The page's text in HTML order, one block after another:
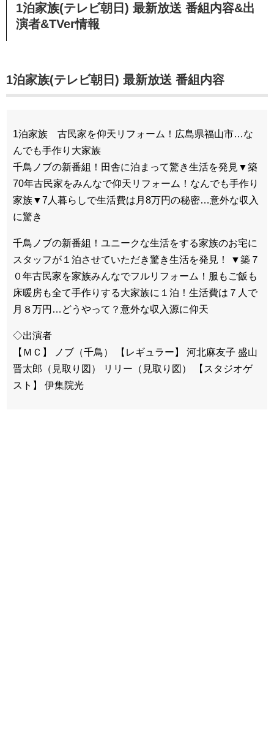
1泊家族(テレビ朝日) 最新放送 番組内容&出
演者&TVer情報
1泊家族(テレビ朝日) 最新放送 番組内容
1泊家族 古民家を仰天リフォーム！広島県福山市…な
んでも手作り大家族
千鳥ノブの新番組！田舎に泊まって驚き生活を発見▼築
70年古民家をみんなで仰天リフォーム！なんでも手作り
家族▼7人暮らしで生活費は月8万円の秘密…意外な収入
に驚き
千鳥ノブの新番組！ユニークな生活をする家族のお宅に
スタッフが１泊させていただき驚き生活を発見！ ▼築７
０年古民家を家族みんなでフルリフォーム！服もご飯も
床暖房も全て手作りする大家族に１泊！生活費は７人で
月８万円…どうやって？意外な収入源に仰天
◇出演者
【ＭＣ】 ノブ（千鳥） 【レギュラー】 河北麻友子 盛山
晋太郎（見取り図） リリー（見取り図） 【スタジオゲ
スト】 伊集院光